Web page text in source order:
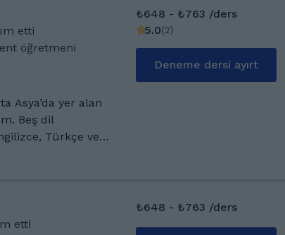
etti
öğretmeni
Asya’da yer alan
Beş dil
Türkçe ve
dışında eğitim
yabancı
₺648 - ₺763 /ders
5.0(2)
Deneme dersi ayırt
etti
₺648 - ₺763 /ders